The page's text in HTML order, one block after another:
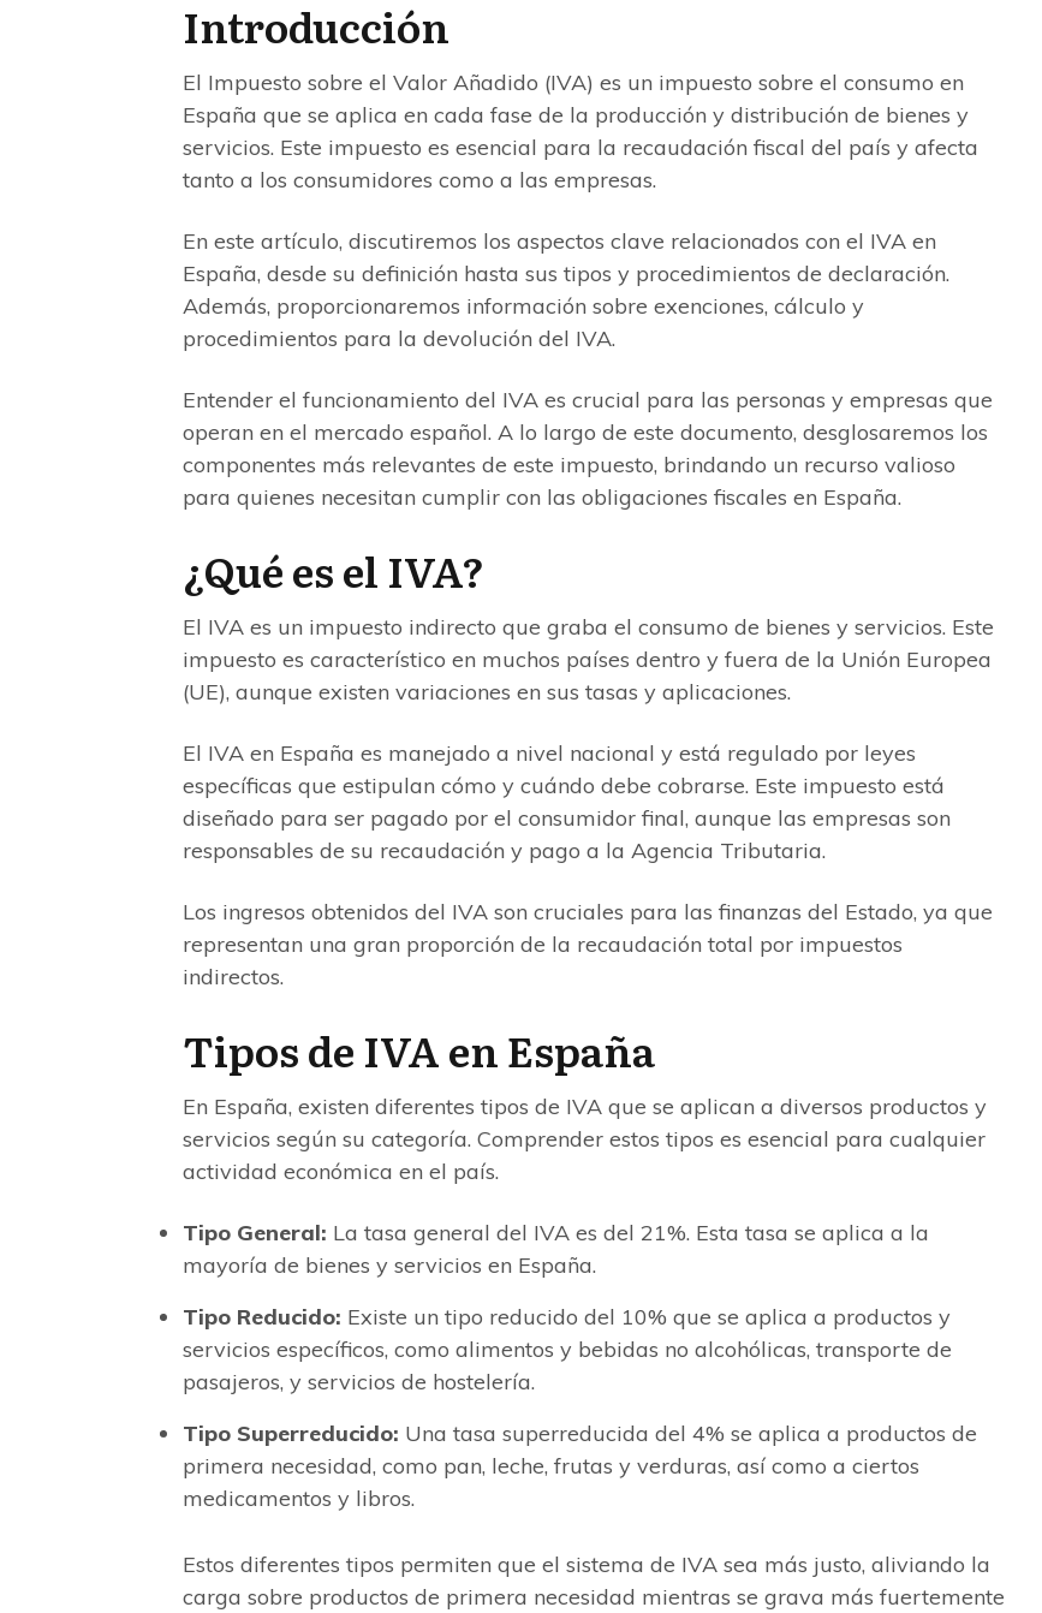
Introducción
El Impuesto sobre el Valor Añadido (IVA) es un impuesto sobre el consumo en
España que se aplica en cada fase de la producción y distribución de bienes y
servicios. Este impuesto es esencial para la recaudación fiscal del país y afecta
tanto a los consumidores como a las empresas.
En este artículo, discutiremos los aspectos clave relacionados con el IVA en
España, desde su definición hasta sus tipos y procedimientos de declaración.
Además, proporcionaremos información sobre exenciones, cálculo y
procedimientos para la devolución del IVA.
Entender el funcionamiento del IVA es crucial para las personas y empresas que
operan en el mercado español. A lo largo de este documento, desglosaremos los
componentes más relevantes de este impuesto, brindando un recurso valioso
para quienes necesitan cumplir con las obligaciones fiscales en España.
¿Qué es el IVA?
El IVA es un impuesto indirecto que graba el consumo de bienes y servicios. Este
impuesto es característico en muchos países dentro y fuera de la Unión Europea
(UE), aunque existen variaciones en sus tasas y aplicaciones.
El IVA en España es manejado a nivel nacional y está regulado por leyes
específicas que estipulan cómo y cuándo debe cobrarse. Este impuesto está
diseñado para ser pagado por el consumidor final, aunque las empresas son
responsables de su recaudación y pago a la Agencia Tributaria.
Los ingresos obtenidos del IVA son cruciales para las finanzas del Estado, ya que
representan una gran proporción de la recaudación total por impuestos
indirectos.
Tipos de IVA en España
En España, existen diferentes tipos de IVA que se aplican a diversos productos y
servicios según su categoría. Comprender estos tipos es esencial para cualquier
actividad económica en el país.
Tipo General: La tasa general del IVA es del 21%. Esta tasa se aplica a la
mayoría de bienes y servicios en España.
Tipo Reducido: Existe un tipo reducido del 10% que se aplica a productos y
servicios específicos, como alimentos y bebidas no alcohólicas, transporte de
pasajeros, y servicios de hostelería.
Tipo Superreducido: Una tasa superreducida del 4% se aplica a productos de
primera necesidad, como pan, leche, frutas y verduras, así como a ciertos
medicamentos y libros.
Estos diferentes tipos permiten que el sistema de IVA sea más justo, aliviando la
carga sobre productos de primera necesidad mientras se grava más fuertemente